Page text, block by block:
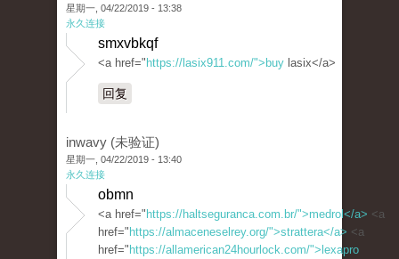
星期一, 04/22/2019 - 13:38
永久连接
smxvbkqf
<a href=" https://lasix911.com/">buy lasix</a>
回复
inwavy (未验证)
星期一, 04/22/2019 - 13:40
永久连接
obmn
<a href=" https://haltseguranca.com.br/">medrol</a> <a
href=" https://almaceneselrey.org/">strattera</a> <a
href=" https://allamerican24hourlock.com/">lexapro